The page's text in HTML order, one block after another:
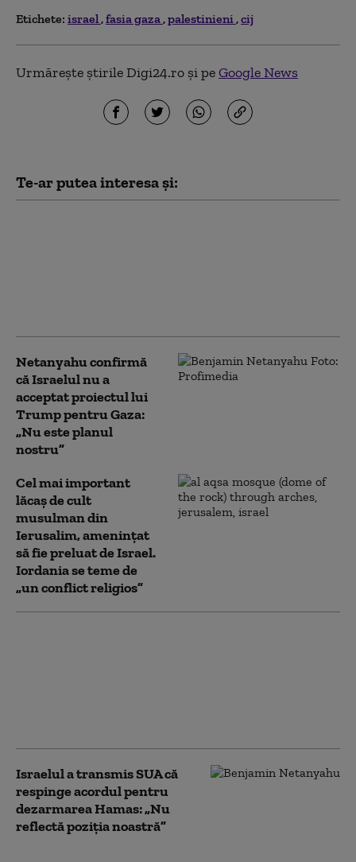
Etichete: israel fasia gaza palestinieni cij
Urmărește știrile Digi24.ro și peGoogle News
Te-ar putea interesa și:
Netanyahu confirmă
că Israelul nu a
acceptat proiectul lui
Trump pentru Gaza:
„Nu este planul
nostru”
Cel mai important
lăcaş de cult
musulman din
Ierusalim, amenințat
să fie preluat de Israel.
Iordania se teme de
„un conflict religios”
Israelul a transmis SUA că
respinge acordul pentru
dezarmarea Hamas: „Nu
reflectă poziţia noastră”